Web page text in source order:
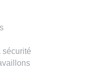
sécurité